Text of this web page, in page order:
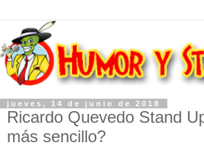
jueves, 14 de junio de 2018
Ricardo Quevedo Stand
más sencillo?